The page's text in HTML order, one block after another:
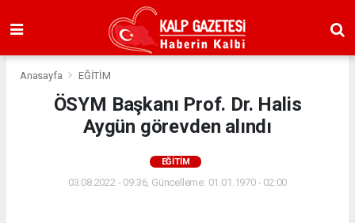
Anasayfa EĞİTİM
ÖSYM Başkanı Prof. Dr. Halis
Aygün görevden alındı
EĞİTİM
03.08.2022 - 09:36, Güncelleme: 01.01.1970 - 02:00